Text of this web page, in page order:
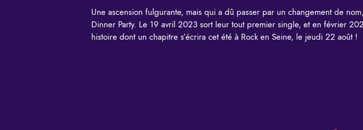
Une ascension fulgurante, mais qui a dû passer par un changement de
Dinner Party. Le 19 avril 2023 sort leur tout premier single, et en février
histoire dont un chapitre s’écrira cet été à Rock en Seine, le jeudi 22 août !